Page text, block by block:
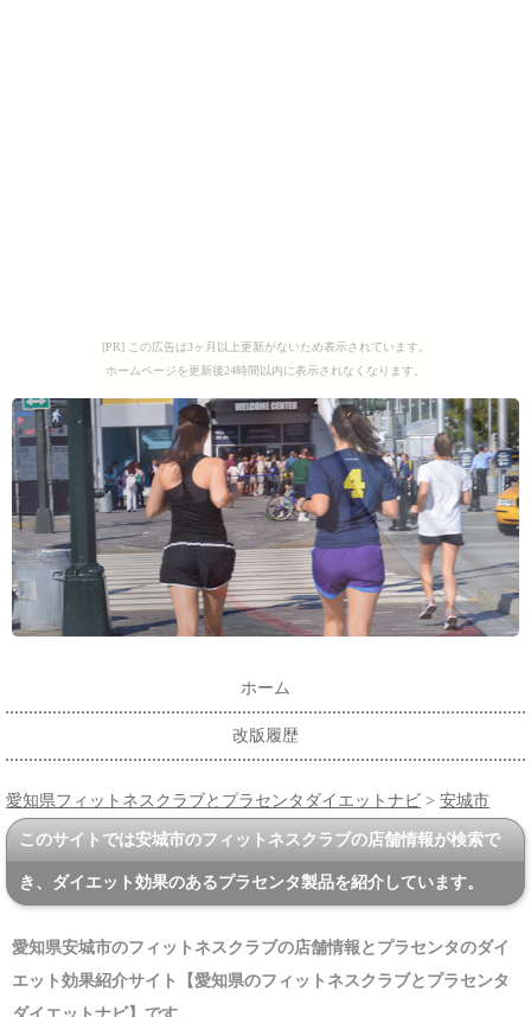
[PR] この広告は3ヶ月以上更新がないため表示されています。
ホームページを更新後24時間以内に表示されなくなります。
ホーム
改版履歴
愛知県フィットネスクラブとプラセンタダイエットナビ > 安城市
このサイトでは安城市のフィットネスクラブの店舗情報が検索で
き、ダイエット効果のあるプラセンタ製品を紹介しています。
愛知県安城市のフィットネスクラブの店舗情報とプラセンタのダイ
エット効果紹介サイト【愛知県のフィットネスクラブとプラセンタ